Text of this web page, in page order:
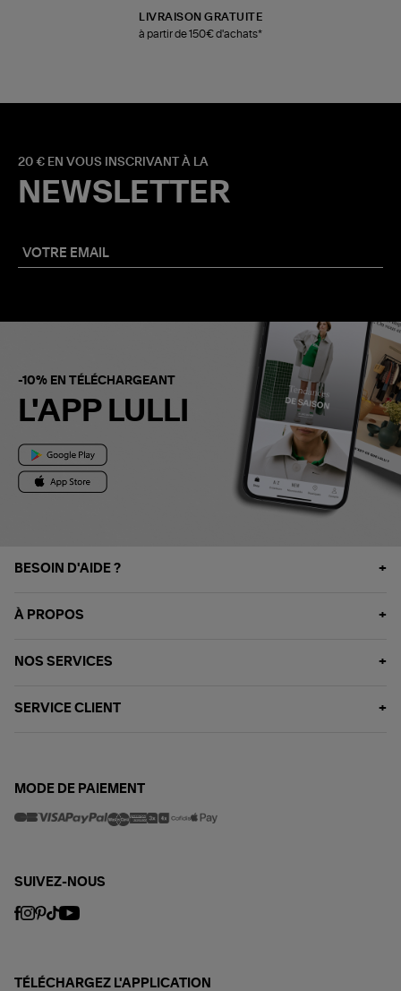
LIVRAISON GRATUITE
à partir de 150€ d'achats*
20 € EN VOUS INSCRIVANT À LA
NEWSLETTER
-10% EN TÉLÉCHARGEANT
L'APP LULLI
BESOIN D'AIDE ?
À PROPOS
NOS SERVICES
SERVICE CLIENT
MODE DE PAIEMENT
SUIVEZ-NOUS
TÉLÉCHARGEZ L'APPLICATION